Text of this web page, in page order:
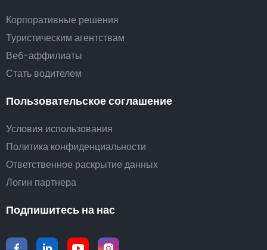
Корпоративные решения
Туристическим агентствам
Веб-аффилиаты
Стать водителем
Пользовательское соглашение
Условия использования
Политика конфиденциальности
Ответственное раскрытие данных
Логин партнера
Подпишитесь на нас